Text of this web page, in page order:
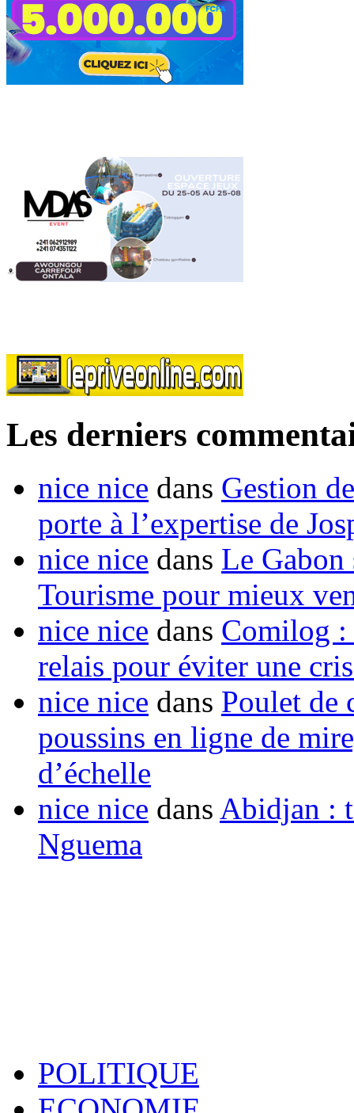
Les derniers
nice nice dans Gestion
porte à l’expertise de
nice nice dans Le Gabon
Tourisme pour mieux
nice nice dans Comilog :
relais pour éviter une
nice nice dans Poulet de
poussins en ligne de
d’échelle
nice nice dans Abidjan :
Nguema
POLITIQUE